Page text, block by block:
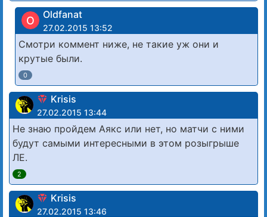
O Oldfanat
27.02.2015 13:52
Смотри коммент ниже, не такие уж они и
крутые были.
0
Krisis
27.02.2015 13:44
Не знаю пройдем Аякс или нет, но матчи с ними
будут самыми интересными в этом розыгрыше
ЛЕ.
2
Krisis
27.02.2015 13:46